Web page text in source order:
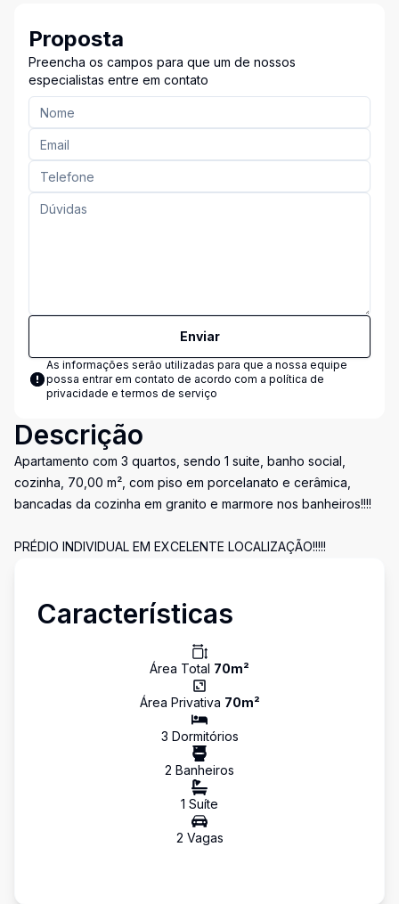
Proposta
Preencha os campos para que um de nossos
especialistas entre em contato
Enviar
As informações serão utilizadas para que a nossa equipe
possa entrar em contato de acordo com a política de
privacidade e termos de serviço
Descrição
Apartamento com 3 quartos, sendo 1 suite, banho social,
cozinha, 70,00 m², com piso em porcelanato e cerâmica,
bancadas da cozinha em granito e marmore nos banheiros!!!!
PRÉDIO INDIVIDUAL EM EXCELENTE LOCALIZAÇÃO!!!!!
Características
Área Total 70m²
Área Privativa 70m²
3 Dormitórios
2 Banheiros
1 Suíte
2 Vagas